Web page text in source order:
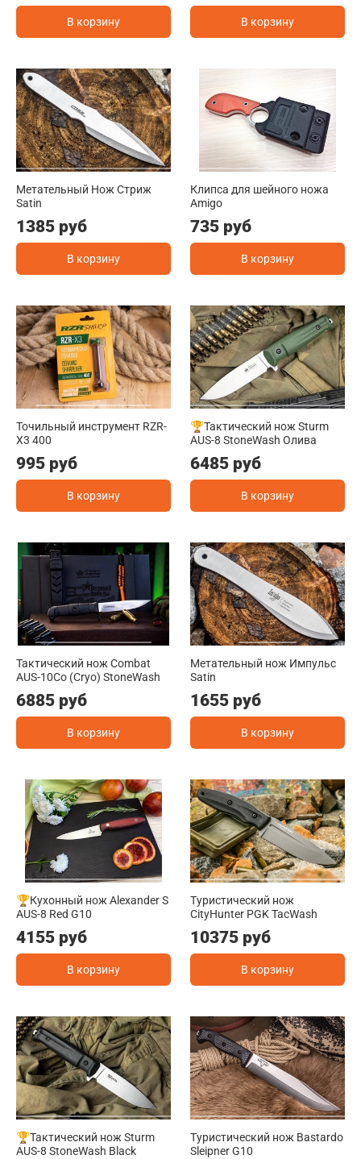
В корзину В корзину
Метательный Нож Стриж
Satin
1385 руб
В корзину
Клипса для шейного ножа
Amigo
735 руб
В корзину
Точильный инструмент RZR-
X3 400
995 руб
В корзину
🏆Тактический нож Sturm
AUS-8 StoneWash Олива
6485 руб
В корзину
Тактический нож Combat
AUS-10Co (Cryo) StoneWash
6885 руб
В корзину
Метательный нож Импульс
Satin
1655 руб
В корзину
🏆Кухонный нож Alexander S
AUS-8 Red G10
4155 руб
В корзину
Туристический нож
CityHunter PGK TacWash
10375 руб
В корзину
🏆Тактический нож Sturm
AUS-8 StoneWash Black
Туристический нож Bastardo
Sleipner G10